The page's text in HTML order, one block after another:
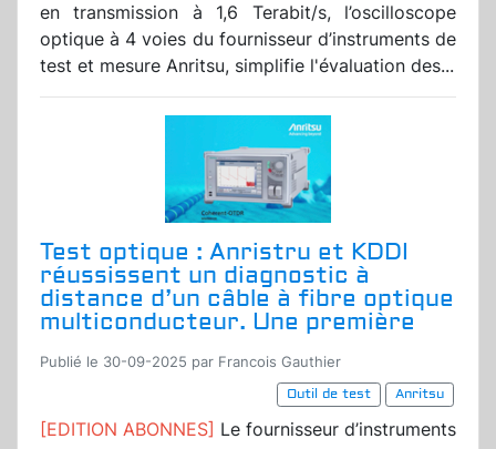
en transmission à 1,6 Terabit/s, l’oscilloscope
optique à 4 voies du fournisseur d’instruments de
test et mesure Anritsu, simplifie l'évaluation des...
Test optique : Anristru et KDDI
réussissent un diagnostic à
distance d’un câble à fibre optique
multiconducteur. Une première
Publié le 30-09-2025 par Francois Gauthier
Outil de test
Anritsu
[EDITION ABONNES] Le fournisseur d’instruments